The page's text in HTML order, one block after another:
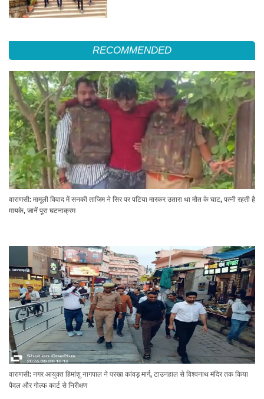
RECOMMENDED
वाराणसी: मामूली विवाद में सनकी ताजिम ने सिर पर पटिया मारकर उतारा था मौत के घाट, पत्नी रहती है
मायके, जानें पूरा घटनाक्रम
वाराणसी: नगर आयुक्त हिमांशु नागपाल ने परखा कांवड़ मार्ग, टाउनहाल से विश्वनाथ मंदिर तक किया
पैदल और गोल्फ कार्ट से निरीक्षण